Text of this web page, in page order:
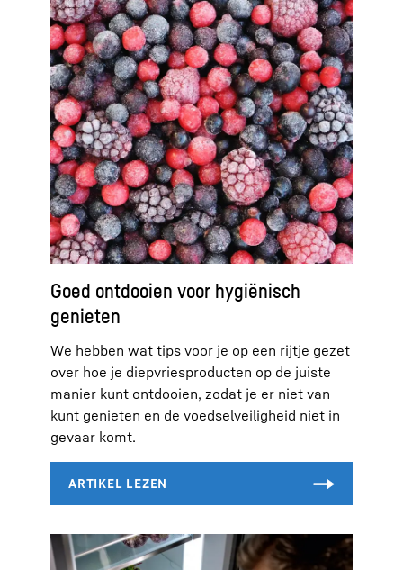
Goed ontdooien voor hygiënisch
genieten
We hebben wat tips voor je op een rijtje gezet
over hoe je diepvriesproducten op de juiste
manier kunt ontdooien, zodat je er niet van
kunt genieten en de voedselveiligheid niet in
gevaar komt.